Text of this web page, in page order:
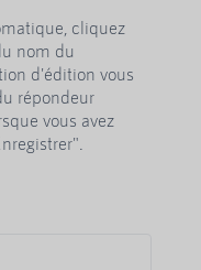
cliquez
nom du
d'édition vous
répondeur
vous avez